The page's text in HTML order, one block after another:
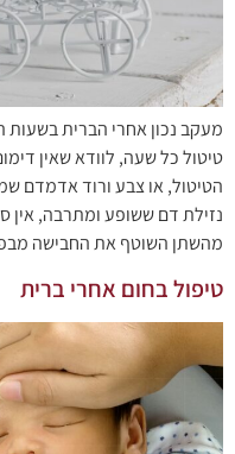
מעקב נכון אחרי הברית
טיטול כל שעה, לוודא שאין
הטיטול, או צבע ורוד אדמדם
נזילת דם ששופע ומתרבה, אין
מהשתן השוטף את החבישה
טיפול בחום אחרי ברית